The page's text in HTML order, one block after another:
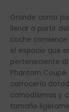
Grande como
llenar a partir
coche
el espacio que
perteneciente al
Phantom
carrocería
comodísimas y
tamaño